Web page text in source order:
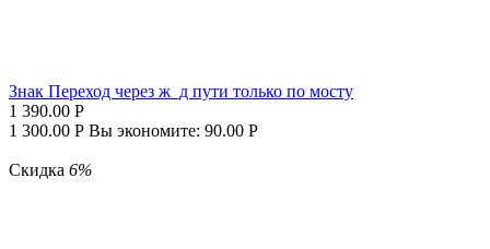
Знак Переход через ж_д пути только по мосту
1 390.00 Р
1 300.00 Р Вы экономите: 90.00 Р
Скидка 6%